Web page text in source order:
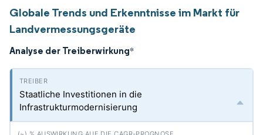
Globale Trends und Erkenntnisse im Markt für
Landvermessungsgeräte
Analyse der Treiberwirkung*
Staatliche Investitionen in die
Infrastrukturmodernisierung